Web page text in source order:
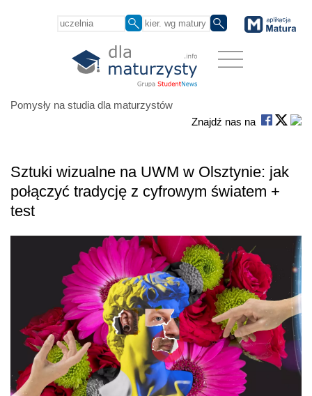
Pomysły na studia dla maturzystów
Znajdź nas na
Sztuki wizualne na UWM w Olsztynie: jak
połączyć tradycję z cyfrowym światem +
test